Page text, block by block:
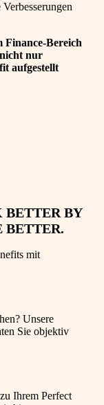
Finance-Bereich
nur
aufgestellt
BY
mit
Unsere
Sie objektiv
Ihrem Perfect